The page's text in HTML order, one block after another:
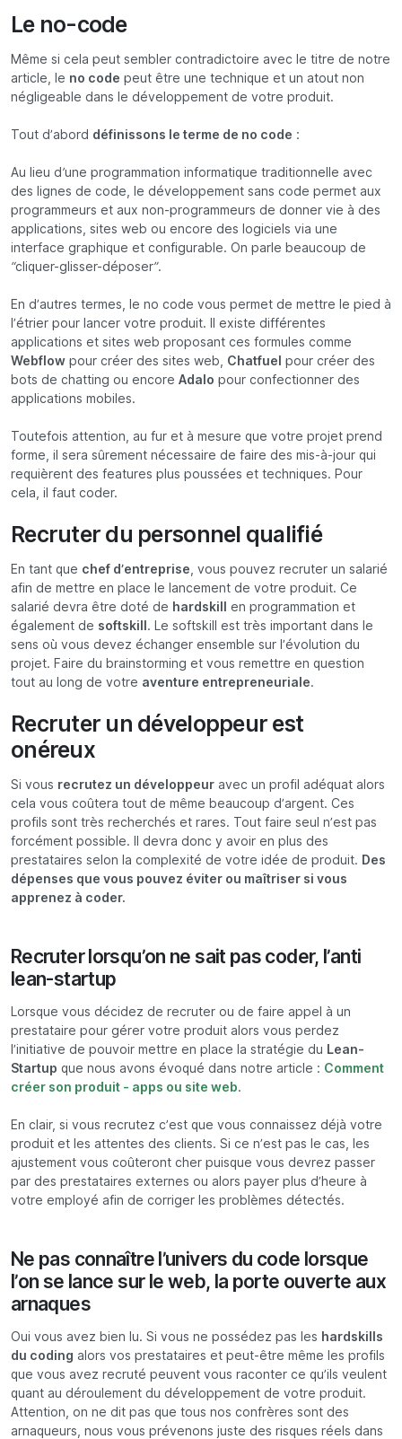
Le no-code
Même si cela peut sembler contradictoire avec le titre de notre
article, le no code peut être une technique et un atout non
négligeable dans le développement de votre produit.
Tout d’abord définissons le terme de no code :
Au lieu d’une programmation informatique traditionnelle avec
des lignes de code, le développement sans code permet aux
programmeurs et aux non-programmeurs de donner vie à des
applications, sites web ou encore des logiciels via une
interface graphique et configurable. On parle beaucoup de
“cliquer-glisser-déposer”.
En d’autres termes, le no code vous permet de mettre le pied à
l’étrier pour lancer votre produit. Il existe différentes
applications et sites web proposant ces formules comme
Webflow pour créer des sites web, Chatfuel pour créer des
bots de chatting ou encore Adalo pour confectionner des
applications mobiles.
Toutefois attention, au fur et à mesure que votre projet prend
forme, il sera sûrement nécessaire de faire des mis-à-jour qui
requièrent des features plus poussées et techniques. Pour
cela, il faut coder.
Recruter du personnel qualifié
En tant que chef d’entreprise , vous pouvez recruter un salarié
afin de mettre en place le lancement de votre produit. Ce
salarié devra être doté de hardskill
en programmation et
également de softskill . Le softskill est très important dans le
sens où vous devez échanger ensemble sur l’évolution du
projet. Faire du brainstorming et vous remettre en question
tout au long de votre aventure entrepreneuriale.
Recruter un développeur est
onéreux
Si vous recrutez un développeur avec un profil adéquat alors
cela vous coûtera tout de même beaucoup d’argent. Ces
profils sont très recherchés et rares. Tout faire seul n’est pas
forcément possible. Il devra donc y avoir en plus des
prestataires selon la complexité de votre idée de produit. Des
dépenses que vous pouvez éviter ou maîtriser si vous
apprenez à coder.
Recruter lorsqu’on ne sait pas coder, l’anti
lean-startup
Lorsque vous décidez de recruter ou de faire appel à un
prestataire pour gérer votre produit alors vous perdez
l’initiative de pouvoir mettre en place la stratégie du Lean-
Startup que nous avons évoqué dans notre article : Comment
créer son produit - apps ou site web.
En clair, si vous recrutez c’est que vous connaissez déjà votre
produit et les attentes des clients. Si ce n’est pas le cas, les
ajustement vous coûteront cher puisque vous devrez passer
par des prestataires externes ou alors payer plus d’heure à
votre employé afin de corriger les problèmes détectés.
Ne pas connaître l’univers du code lorsque
l’on se lance sur le web, la porte ouverte aux
arnaques
Oui vous avez bien lu. Si vous ne possédez pas les hardskills
du coding alors vos prestataires et peut-être même les profils
que vous avez recruté peuvent vous raconter ce qu’ils veulent
quant au déroulement du développement de votre produit.
Attention, on ne dit pas que tous nos confrères sont des
arnaqueurs, nous vous prévenons juste des risques réels dans